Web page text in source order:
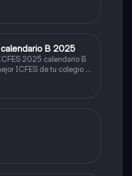
B 2025
2025 calendario B
ICFES de tu colegio y
y estudiar aquella